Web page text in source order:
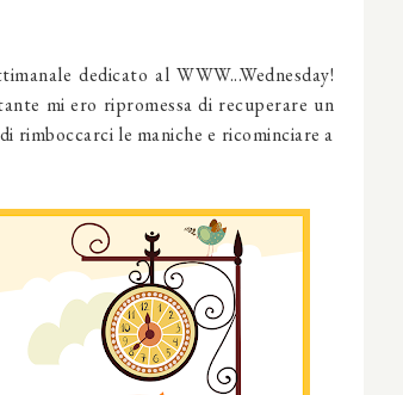
dedicato al WWW...Wednesday!
mi ero ripromessa di recuperare un
rimboccarci le maniche e ricominciare a